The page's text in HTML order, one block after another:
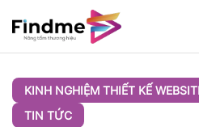
qua
nội
KINH NGHIỆM THIẾT KẾ
TIN TỨC